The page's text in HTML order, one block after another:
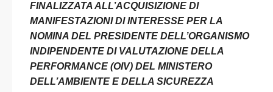
FINALIZZATA ALL’ACQUISIZIONE DI
MANIFESTAZIONI DI INTERESSE PER LA
NOMINA DEL PRESIDENTE DELL’ORGANISMO
INDIPENDENTE DI VALUTAZIONE DELLA
PERFORMANCE (OIV) DEL MINISTERO
DELL’AMBIENTE E DELLA SICUREZZA